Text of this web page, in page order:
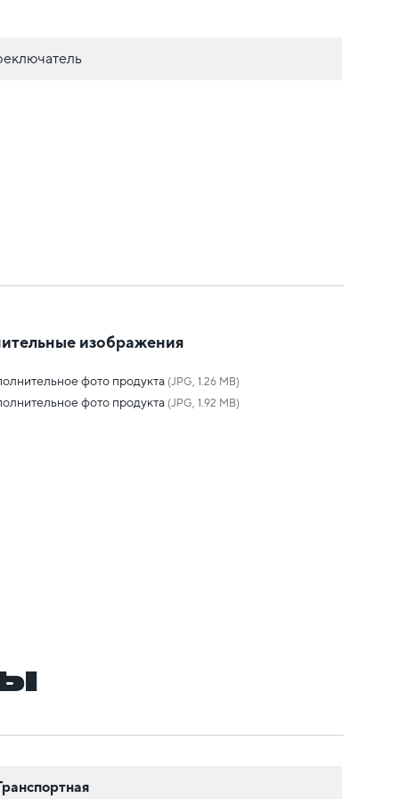
изображения
фото продукта (JPG, 1.26 MB)
фото продукта (JPG, 1.92 MB)